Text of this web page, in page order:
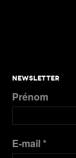
NEWSLETTER
Prénom
E-mail*